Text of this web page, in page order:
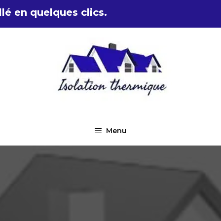
en quelques clics.
Menu